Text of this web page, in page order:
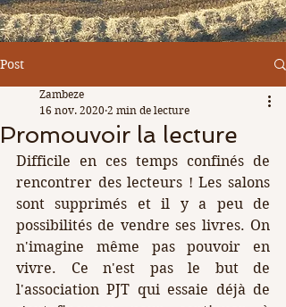
Post
Promouvoir la lecture
Zambeze
16 nov. 2020 2 min de lecture
Difficile en ces temps confinés de
rencontrer des lecteurs ! Les salons
sont supprimés et il y a peu de
possibilités de vendre ses livres. On
n'imagine même pas pouvoir en
vivre. Ce n'est pas le but de
l'association PJT qui essaie déjà de